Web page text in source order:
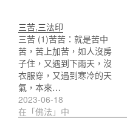
三苦,三法印
三苦 (1)苦苦：就是苦中
苦，苦上加苦，如人沒房
子住，又遇到下雨天，沒
衣服穿，又遇到寒冷的天
氣，本來…
2023-06-18
在「佛法」中